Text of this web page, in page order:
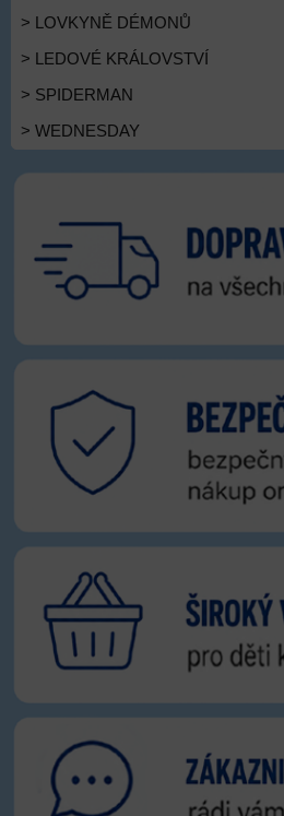
> LOVKYNĚ DÉMONŮ
> LEDOVÉ KRÁLOVSTVÍ
> SPIDERMAN
> WEDNESDAY